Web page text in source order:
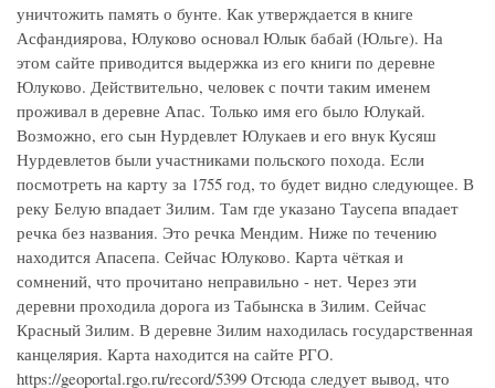
уничтожить память о бунте. Как утверждается в книге
Асфандиярова, Юлуково основал Юлык бабай (Юльге). На
этом сайте приводится выдержка из его книги по деревне
Юлуково. Действительно, человек с почти таким именем
проживал в деревне Апас. Только имя его было Юлукай.
Возможно, его сын Нурдевлет Юлукаев и его внук Кусяш
Нурдевлетов были участниками польского похода. Если
посмотреть на карту за 1755 год, то будет видно следующее. В
реку Белую впадает Зилим. Там где указано Таусепа впадает
речка без названия. Это речка Мендим. Ниже по течению
находится Апасепа. Сейчас Юлуково. Карта чёткая и
сомнений, что прочитано неправильно - нет. Через эти
деревни проходила дорога из Табынска в Зилим. Сейчас
Красный Зилим. В деревне Зилим находилась государственная
канцелярия. Карта находится на сайте РГО.
https://geoportal.rgo.ru/record/5399 Отсюда следует вывод, что